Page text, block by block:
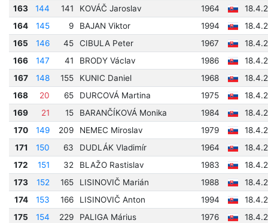
163
144 141 KOVÁČ Jaroslav 1964
164
145 9 BAJAN Viktor 1994
165
146 45 CIBULA Peter 1967
166
147 41 BRODY Václav 1986
167
148 155 KUNIC Daniel 1968
168
20 65 DURCOVÁ Martina 1975
169
21 15 BARANČÍKOVÁ Monika 1984
170
149 209 NEMEC Miroslav 1979
171
150 63 DUDLÁK Vladimír 1964
172
151 32 BLAŽO Rastislav 1983
173
152 165 LISINOVIČ Marián 1988
174
153 166 LISINOVIČ Anton 1994
175
154 229 PALIGA Márius 1976